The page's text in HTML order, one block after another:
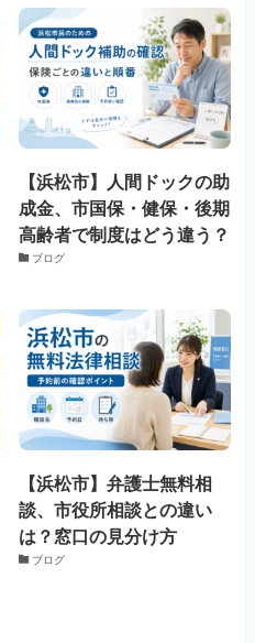
【浜松市】人間ドックの助
成金、市国保・健保・後期
高齢者で制度はどう違う？
ブログ
【浜松市】弁護士無料相
談、市役所相談との違い
は？窓口の見分け方
ブログ